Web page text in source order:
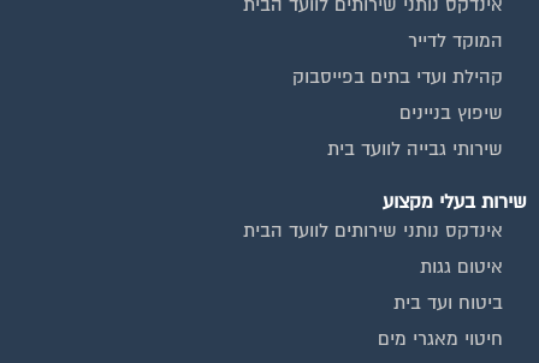
המוקד לדייר
קהילת ועדי בתים בפייסבוק
שיפוץ בניינים
שירותי גבייה לוועד בית
שירות בעלי מקצוע
אינדקס נותני שירותים לוועד הבית
איטום גגות
ביטוח ועד בית
חיטוי מאגרי מים